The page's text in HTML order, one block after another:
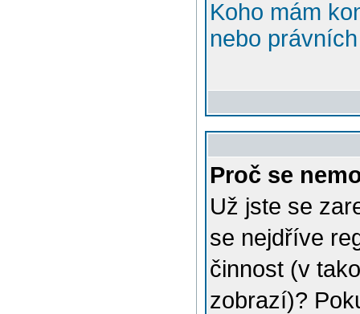
Koho mám
nebo
Proč se
Už jste se
se nejdříve
činnost (v
zobrazí)?